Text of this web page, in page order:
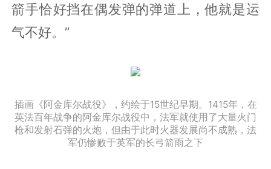
箭手恰好挡在偶发弹的弹道上，他就是运
气不好。”
插画《阿金库尔战役》，约绘于15世纪早期。1415年，在
英法百年战争的阿金库尔战役中，法军就使用了大量火门
枪和发射石弹的火炮，但由于此时火器发展尚不成熟，法
军仍惨败于英军的长弓箭雨之下